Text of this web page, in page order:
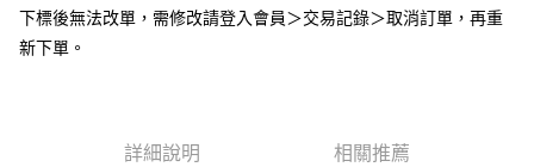
【「AFTEE先享後付」結帳流程】
１．於結帳方式選擇「AFTEE先享後付」後，將跳轉至「AFTEE先享後付」
結帳頁面，進行簡訊認證並確認金額後，即可完成結帳。
購買商品的店家。未經商家同意取消之訂單仍視為有效，需透過AFTEE先享
付款後全家取貨
每筆NT$60，滿NT$2,000(含以上)免運費
下標後無法改單，需修改請登入會員＞交易記錄＞取消訂單，再重
新下單。
詳細說明 相關推薦